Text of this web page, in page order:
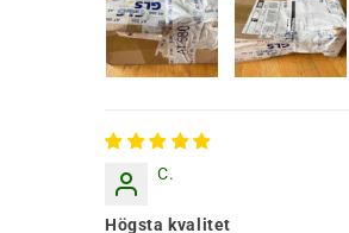
C.
Högsta kvalitet